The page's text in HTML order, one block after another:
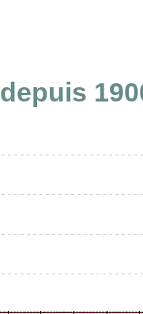
depuis